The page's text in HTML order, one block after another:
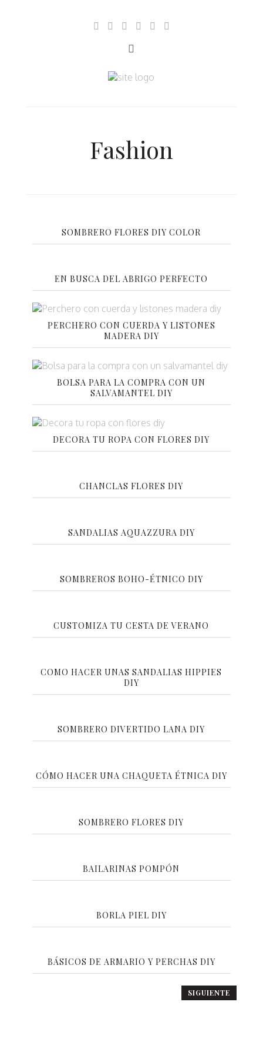
Fashion
SOMBRERO FLORES DIY COLOR
EN BUSCA DEL ABRIGO PERFECTO
PERCHERO CON CUERDA Y LISTONES
MADERA DIY
BOLSA PARA LA COMPRA CON UN
SALVAMANTEL DIY
DECORA TU ROPA CON FLORES DIY
CHANCLAS FLORES DIY
SANDALIAS AQUAZZURA DIY
SOMBREROS BOHO-ÉTNICO DIY
CUSTOMIZA TU CESTA DE VERANO
COMO HACER UNAS SANDALIAS HIPPIES
DIY
SOMBRERO DIVERTIDO LANA DIY
CÓMO HACER UNA CHAQUETA ÉTNICA DIY
SOMBRERO FLORES DIY
BAILARINAS POMPÓN
BORLA PIEL DIY
BÁSICOS DE ARMARIO Y PERCHAS DIY
SIGUIENTE